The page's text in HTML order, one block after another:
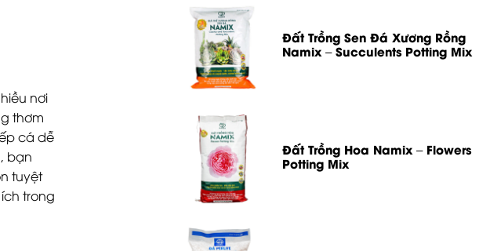
nơi
thơm
cá dễ
bạn
tuyệt
trong
Đất Trồng Sen Đá Xương Rồng
Namix – Succulents Potting Mix
Đất Trồng Hoa Namix – Flowers
Potting Mix